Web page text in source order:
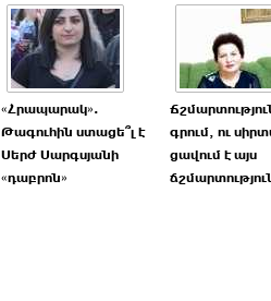
«Հրապարակ».
Թագուհին ստացե՞լ է
Սերժ Սարգսյանի
«դաբրոն»
գրում, ու
ցավում է այս